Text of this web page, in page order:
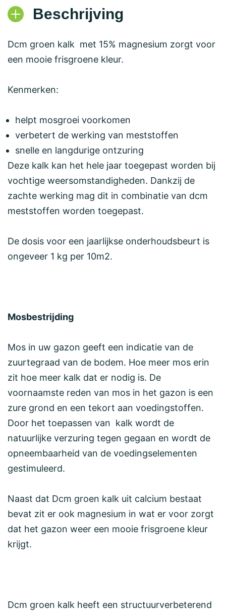
Beschrijving
Dcm groen kalk met 15% magnesium zorgt voor
een mooie frisgroene kleur.
Kenmerken:
helpt mosgroei voorkomen
verbetert de werking van meststoffen
snelle en langdurige ontzuring
Deze kalk kan het hele jaar toegepast worden bij
vochtige weersomstandigheden. Dankzij de
zachte werking mag dit in combinatie van dcm
meststoffen worden toegepast.
De dosis voor een jaarlijkse onderhoudsbeurt is
ongeveer 1 kg per 10m2.
Mosbestrijding
Mos in uw gazon geeft een indicatie van de
zuurtegraad van de bodem. Hoe meer mos erin
zit hoe meer kalk dat er nodig is. De
voornaamste reden van mos in het gazon is een
zure grond en een tekort aan voedingstoffen.
Door het toepassen van kalk wordt de
natuurlijke verzuring tegen gegaan en wordt de
opneembaarheid van de voedingselementen
gestimuleerd.
Naast dat Dcm groen kalk uit calcium bestaat
bevat zit er ook magnesium in wat er voor zorgt
dat het gazon weer een mooie frisgroene kleur
krijgt.
Dcm groen kalk heeft een structuurverbeterend